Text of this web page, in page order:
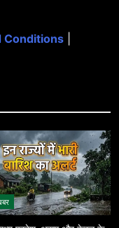
Conditions